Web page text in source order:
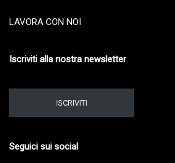
LAVORA CON NOI
Iscriviti alla nostra newsletter
ISCRIVITI
Seguici sui social